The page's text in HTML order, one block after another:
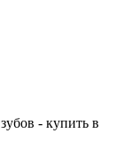
- купить в